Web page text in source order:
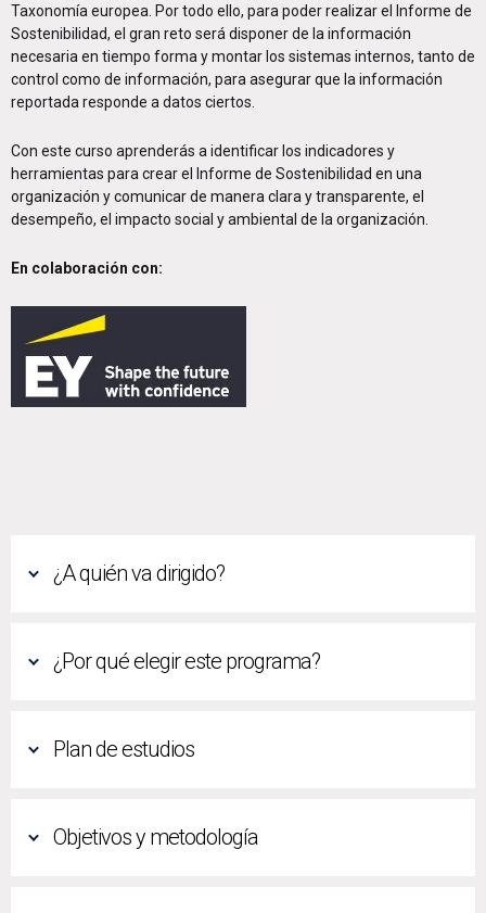
Taxonomía europea. Por todo ello, para poder realizar el Informe de
Sostenibilidad, el gran reto será disponer de la información
necesaria en tiempo forma y montar los sistemas internos, tanto de
control como de información, para asegurar que la información
reportada responde a datos ciertos.
Con este curso aprenderás a identificar los indicadores y
herramientas para crear el Informe de Sostenibilidad en una
organización y comunicar de manera clara y transparente, el
desempeño, el impacto social y ambiental de la organización.
En colaboración con:
¿A quién va dirigido?
¿Por qué elegir este programa?
Plan de estudios
Objetivos y metodología